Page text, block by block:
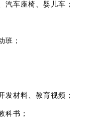
汽车座椅、婴儿车；
班；
发材料、教育视频；
科书；